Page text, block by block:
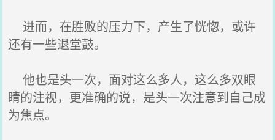
进而，在胜败的压力下，产生了恍惚，或许
还有一些退堂鼓。
他也是头一次，面对这么多人，这么多双眼
睛的注视，更准确的说，是头一次注意到自己成
为焦点。